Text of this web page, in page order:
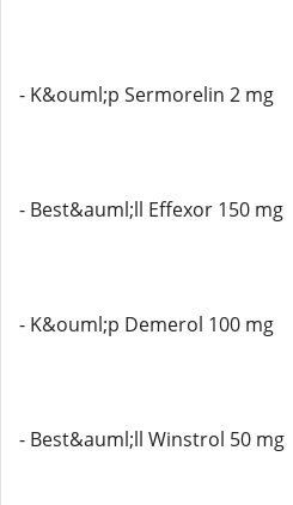
- K&ouml;p Sermorelin 2 mg
- Best&auml;ll Effexor 150 mg
- K&ouml;p Demerol 100 mg
- Best&auml;ll Winstrol 50 mg